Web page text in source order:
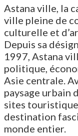
Astana ville, la
ville pleine de
culturelle et
Depuis sa
1997, Astana
politique,
Asie centrale.
paysage urbain
sites
destination
monde entier.